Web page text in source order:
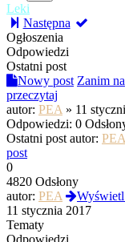
Leki
Następna
Ogłoszenia
Odpowiedzi
Ostatni post
Nowy post Zanim
przeczytaj
autor: PEA » 11
Odpowiedzi: 0
Ostatni post autor: PEA
post
0
4820 Odsłony
autor: PEA
11 stycznia 2017
Tematy
Odpowiedzi